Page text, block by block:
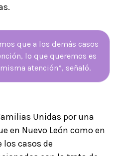
que a los demás casos
lo que queremos es
atención”, señaló.
Unidas por una
en Nuevo León como en
los casos de